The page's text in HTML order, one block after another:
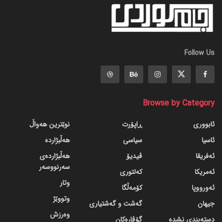
Follow Us
Browse by Category
ئابووری
ئاسیا
ئەفریقا
ئەمریکا
ئەورووپا
جیهان
دسته‌بندی نشده
ڕاپۆرت
سیاسی
ڤیدیۆ
کەلتوری
کۆمەڵگا
گه‌شت و گه‌شتیاری
گۆڤاره‌کان
نوێترین هەواڵ
هەڵبژاردە
هەڵبژاردەی
سەرنووسەر
وتار
وتووێژ
وەرزش